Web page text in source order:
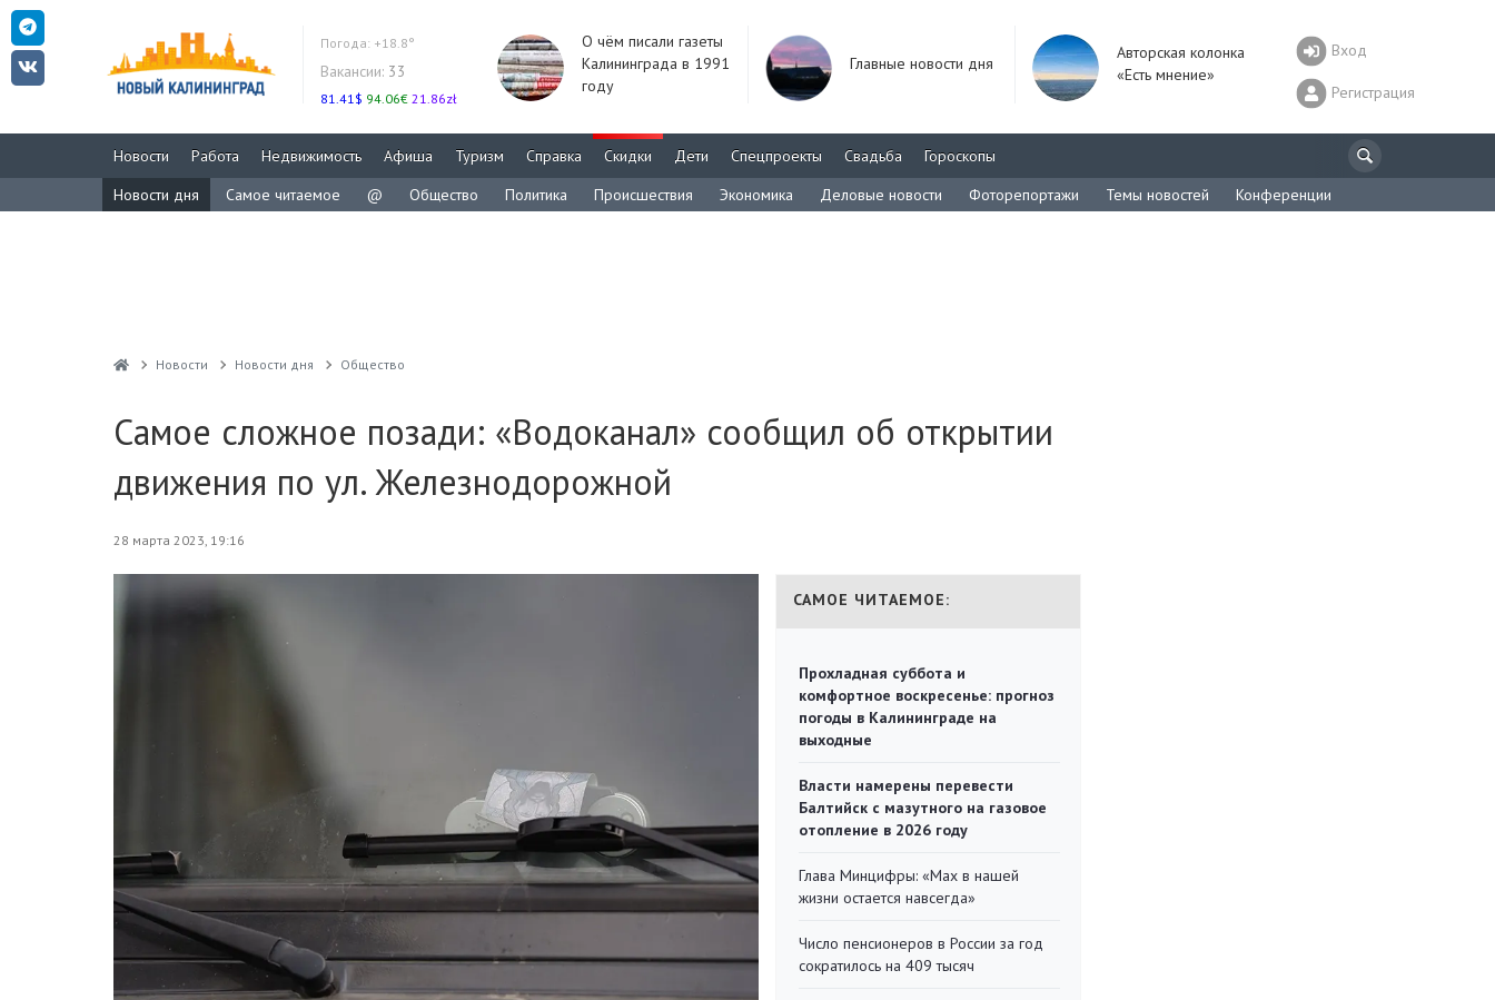
Погода: +18.8°
Вакансии: 33
81.41$ 94.06€ 21.86zł
О чём писали газеты
Калининграда в 1991
году
Главные новости дня
Авторская колонка
«Есть мнение»
Вход
Регистрация
Новости Работа Недвижимость Афиша Туризм Справка Скидки Дети Спецпроекты Свадьба
Гороскопы
Новости дня
Самое читаемое @ Общество Политика Происшествия Экономика Деловые новости Фоторепортажи Темы новостей Конференции
Новости Новости дня Общество
Самое сложное позади: «Водоканал» сообщил об открытии
движения по ул. Железнодорожной
28 марта 2023, 19:16
САМОЕ ЧИТАЕМОЕ:
Прохладная суббота и
комфортное воскресенье: прогноз
погоды в Калининграде на
выходные
Власти намерены перевести
Балтийск с мазутного на газовое
отопление в 2026 году
Глава Минцифры: «Мах в нашей
жизни остается навсегда»
Число пенсионеров в России за год
сократилось на 409 тысяч